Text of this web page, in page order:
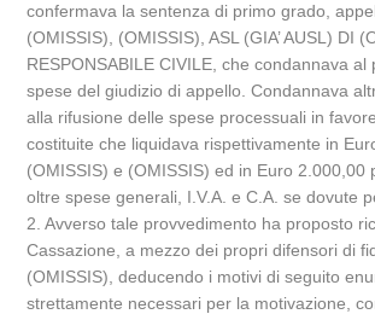
confermava la sentenza di primo grado,
(OMISSIS), (OMISSIS), ASL (GIA’ AUSL) DI
RESPONSABILE CIVILE, che condannava al
spese del giudizio di appello. Condannava
alla rifusione delle spese processuali in
costituite che liquidava rispettivamente in
(OMISSIS) e (OMISSIS) ed in Euro 2.000,00
oltre spese generali, I.V.A. e C.A. se dovute
2. Avverso tale provvedimento ha proposto
Cassazione, a mezzo dei propri difensori di
(OMISSIS), deducendo i motivi di seguito
strettamente necessari per la motivazione,